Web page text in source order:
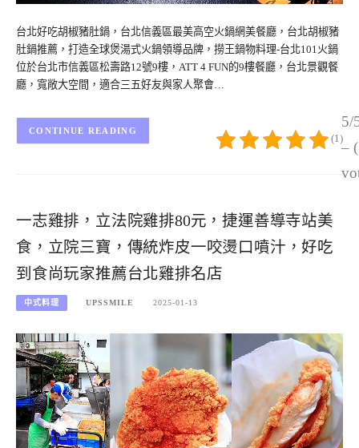
台北好吃胡椒豬肚鍋，台北信義區最美高空火鍋網美餐廳，台北胡椒豬
肚鍋推薦，打造全球煲湯式火鍋領導品牌，撈王鍋物料理-台北101火鍋
位於台北市信義區松壽路12號9樓，ATT 4 FUN的9樓餐廳，台北景觀餐
廳，寬敞大空間，適合三五好友與家人聚會…
5/
–
(1)
CONTINUE READING
一志雞排，立法院雞排80元，捷運善導寺站美
食，立院三寶，傳統炸皮一咬燙口噴汁，好吃
到食尚玩家推薦台北雞排名店
中式料理 UPSSMILE 2025-01-13